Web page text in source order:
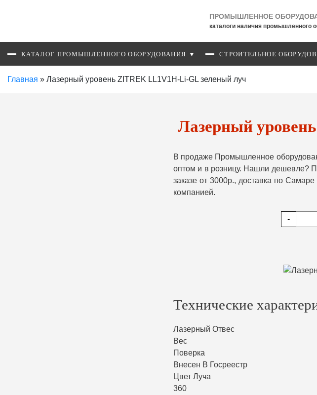
ПРОМЫШЛЕННОЕ
каталоги наличия промышленного
КАТАЛОГ ПРОМЫШЛЕННОГО ОБОРУДОВАНИЯ ▼ СТРОИТЕЛЬНОЕ
Главная » Лазерный уровень ZITREK LL1V1H-Li-GL зеленый луч
Лазерный
В продаже Промышленное
оптом и в розницу. Нашли дешевле?
заказе от 3000р., доставка по
компанией.
-
Технические
Лазерный Отвес
Вес
Поверка
Внесен В Госреестр
Цвет Луча
360